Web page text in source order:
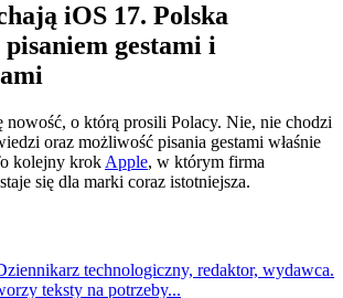
iOS 17. Polska
gestami i
nowość, o którą prosili Polacy. Nie, nie chodzi
oraz możliwość pisania gestami właśnie
kolejny krok Apple, w którym firma
się dla marki coraz istotniejsza.
technologiczny, redaktor, wydawca.
teksty na potrzeby...